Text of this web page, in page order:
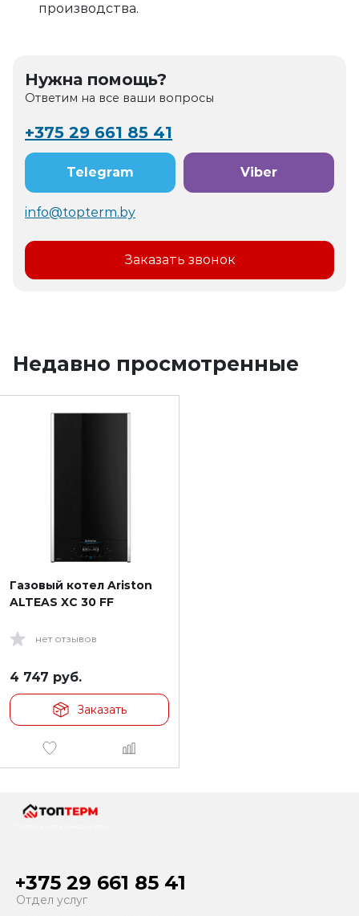
производства.
Нужна помощь?
Ответим на все ваши вопросы
+375 29 661 85 41
Telegram Viber
info@topterm.by
Заказать звонок
Недавно просмотренные
Газовый котел Ariston
ALTEAS XС 30 FF
нет отзывов
4 747 руб.
Заказать
+375 29 661 85 41
Отдел услуг